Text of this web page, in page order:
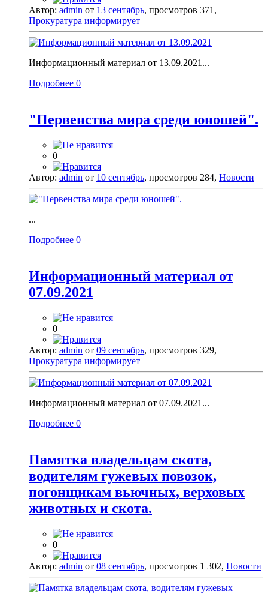
Автор: admin от 13 сентябрь, просмотров 371,
Прокуратура информирует
Информационный материал от 13.09.2021...
Подробнее 0
"Первенства мира среди юношей".
0
Автор: admin от 10 сентябрь, просмотров 284, Новости
...
Подробнее 0
Информационный материал от
07.09.2021
0
Автор: admin от 09 сентябрь, просмотров 329,
Прокуратура информирует
Информационный материал от 07.09.2021...
Подробнее 0
Памятка владельцам скота,
водителям гужевых повозок,
погонщикам вьючных, верховых
животных и скота.
0
Автор: admin от 08 сентябрь, просмотров 1 302, Новости